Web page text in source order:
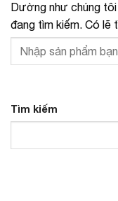
Dường như chúng
đang tìm kiếm. Có lẽ
Tìm kiếm